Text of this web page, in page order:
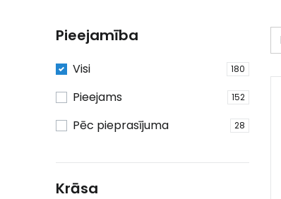
Pieejamība
Visi 180
Pieejams 152
Pēc pieprasījuma 28
Krāsa